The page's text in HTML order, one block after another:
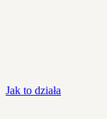
Jak to działa